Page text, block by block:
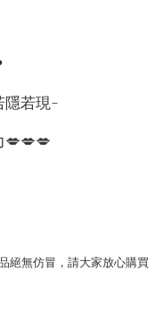
若現~
💋💋💋
絕無仿冒，請大家放心購買